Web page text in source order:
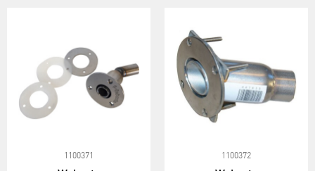
1100371 1100372